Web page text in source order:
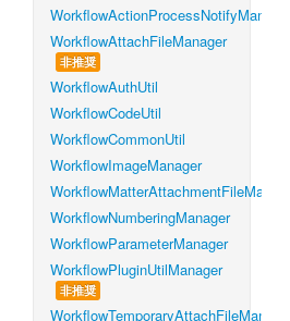
WorkflowActionProcessNotifyManager
WorkflowAttachFileManager
非推奨
WorkflowAuthUtil
WorkflowCodeUtil
WorkflowCommonUtil
WorkflowImageManager
WorkflowMatterAttachmentFileManager
WorkflowNumberingManager
WorkflowParameterManager
WorkflowPluginUtilManager
非推奨
WorkflowTemporaryAttachFileManager